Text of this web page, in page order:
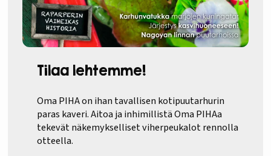
Tilaa lehtemme!
Oma PIHA on ihan tavallisen kotipuutarhurin
paras kaveri. Aitoa ja inhimillistä Oma PIHAa
tekevät näkemykselliset viherpeukalot rennolla
otteella.